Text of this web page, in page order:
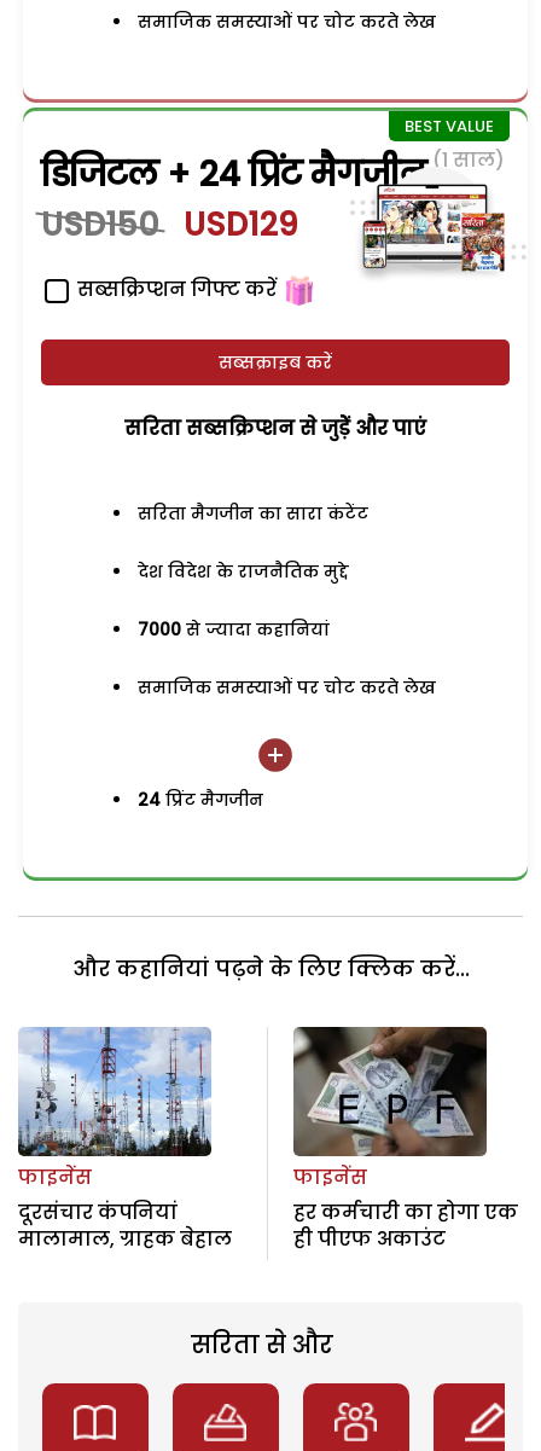
समाजिक समस्याओं पर चोट करते लेख
डिजिटल + 24 प्रिंट मैगजीन (1 साल)
USD150 USD129
सब्सक्रिप्शन गिफ्ट करें
सब्सक्राइब करें
सरिता सब्सक्रिप्शन से जुड़ेें और पाएं
सरिता मैगजीन का सारा कंटेंट
देश विदेश के राजनैतिक मुद्दे
7000 से ज्यादा कहानियां
समाजिक समस्याओं पर चोट करते लेख
24 प्रिंट मैगजीन
और कहानियां पढ़ने के लिए क्लिक करें...
फाइनेंस
दूरसंचार कंपनियां
मालामाल, ग्राहक बेहाल
फाइनेंस
हर कर्मचारी का होगा एक
ही पीएफ अकाउंट
सरिता से और